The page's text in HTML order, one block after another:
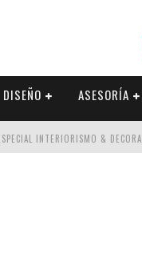
DISEÑO ASESORÍA
INTERIORISMO &
2026
INTERIORISMO &